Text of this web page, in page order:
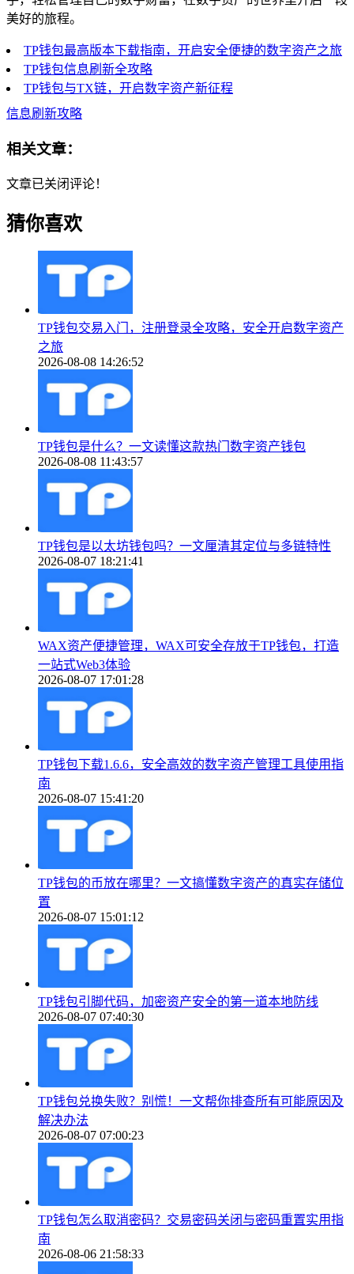
美好的旅程。
TP钱包最高版本下载指南，开启安全便捷的数字资产之旅
TP钱包信息刷新全攻略
TP钱包与TX链，开启数字资产新征程
信息刷新攻略
相关文章：
文章已关闭评论！
猜你喜欢
TP钱包交易入门，注册登录全攻略，安全开启数字资产
之旅
2026-08-08 14:26:52
TP钱包是什么？一文读懂这款热门数字资产钱包
2026-08-08 11:43:57
TP钱包是以太坊钱包吗？一文厘清其定位与多链特性
2026-08-07 18:21:41
WAX资产便捷管理，WAX可安全存放于TP钱包，打造
一站式Web3体验
2026-08-07 17:01:28
TP钱包下载1.6.6，安全高效的数字资产管理工具使用指
南
2026-08-07 15:41:20
TP钱包的币放在哪里？一文搞懂数字资产的真实存储位
置
2026-08-07 15:01:12
TP钱包引脚代码，加密资产安全的第一道本地防线
2026-08-07 07:40:30
TP钱包兑换失败？别慌！一文帮你排查所有可能原因及
解决办法
2026-08-07 07:00:23
TP钱包怎么取消密码？交易密码关闭与密码重置实用指
南
2026-08-06 21:58:33